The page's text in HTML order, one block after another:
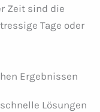
Zeit sind die
Tage oder
Ergebnissen
Lösungen